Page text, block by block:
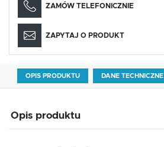
ZAMÓW TELEFONICZNIE
ZAPYTAJ O PRODUKT
OPIS PRODUKTU DANE TECHNICZNE
Opis produktu